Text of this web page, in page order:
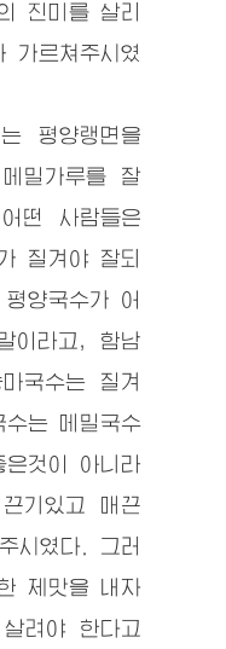
진미를 살리
가르쳐주시였
는 평양랭면을
밀가루를 잘
떤 사람들은
질겨야 잘되
양국수가 어
이라고, 함남
국수는 질겨
는 메밀국수
것이 아니라
기있고 매끈
시였다. 그러
제맛을 내자
려야 한다고